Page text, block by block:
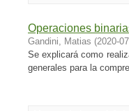
Operaciones
Gandini, Matias (2020-
Se explicará como
generales para la